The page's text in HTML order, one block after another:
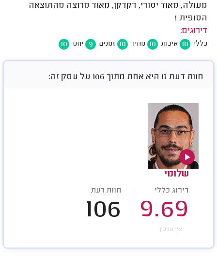
מעולה, מאוד יסודי, דקדקן, מאוד מרוצה מהתוצאה
הסופית !
דירוגים:
כללי 10 איכות 10 מחיר 10 זמנים 9 יחס 10
חוות דעת זו היא אחת מתוך 106 על עסק זה:
שלומי
דירוג כללי
9.69
חוות דעת
106
אין עדכון